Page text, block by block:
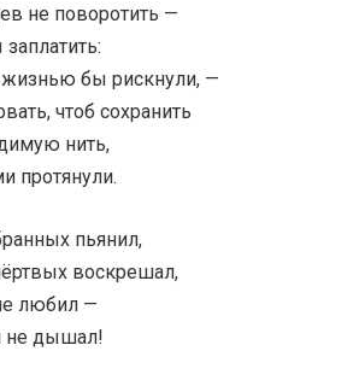
не поворотить —
бы рискнули, —
чтоб сохранить
нить,
протянули.
пьянил,
воскрешал,
любил —
не дышал!